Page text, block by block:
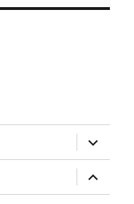
ouvrir
le
sous-
menu
ouvrir
le
sous-